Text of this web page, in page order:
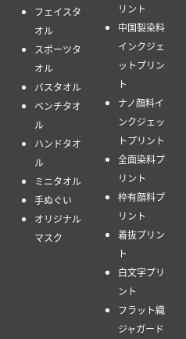
フェイスタ
オル
スポーツタ
オル
バスタオル
ベンチタオ
ル
ハンドタオ
ル
ミニタオル
手ぬぐい
オリジナル
マスク
リント
中国製染料
インクジェ
ットプリン
ト
ナノ顔料イ
ンクジェッ
トプリント
全面染料プ
リント
枠有顔料プ
リント
着抜プリン
ト
白文字プリ
ント
フラット織
ジャガード